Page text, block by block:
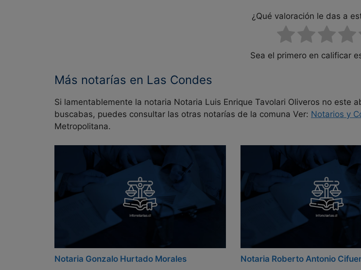
¿Qué valoración le das a
Sea el primero en calificar
Más notarías en Las Condes
Si lamentablemente la notaria Notaria Luis Enrique Tavolari Oliveros no este
buscabas, puedes consultar las otras notarías de la comuna Ver: Notarios y
Metropolitana.
Notaria Gonzalo Hurtado Morales
Notaria Roberto Antonio